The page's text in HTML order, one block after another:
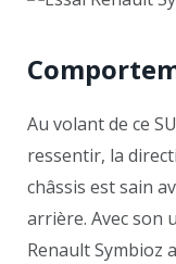
Au volant de ce
ressentir, la
châssis est sain
arrière. Avec son
Renault Symbioz